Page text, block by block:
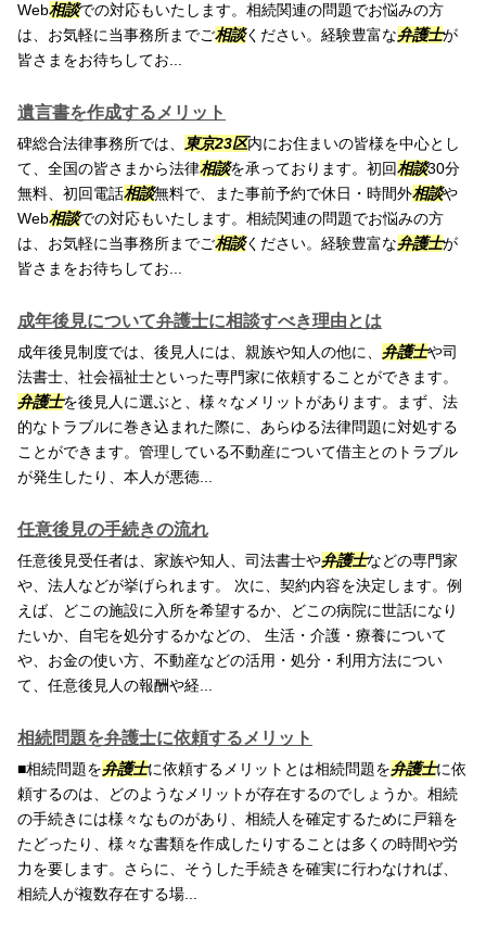
Web相談での対応もいたします。相続関連の問題でお悩みの方
は、お気軽に当事務所までご相談ください。経験豊富な弁護士が
皆さまをお待ちしてお...
遺言書を作成するメリット
碑総合法律事務所では、 東京23区内にお住まいの皆様を中心とし
て、全国の皆さまから法律相談を承っております。初回相談30分
無料、初回電話相談無料で、また事前予約で休日・時間外相談や
Web相談での対応もいたします。相続関連の問題でお悩みの方
は、お気軽に当事務所までご相談ください。経験豊富な弁護士が
皆さまをお待ちしてお...
成年後見について弁護士に相談すべき理由とは
成年後見制度では、後見人には、親族や知人の他に、 弁護士や司
法書士、社会福祉士といった専門家に依頼することができます。
弁護士を後見人に選ぶと、様々なメリットがあります。まず、法
的なトラブルに巻き込まれた際に、あらゆる法律問題に対処する
ことができます。管理している不動産について借主とのトラブル
が発生したり、本人が悪徳...
任意後見の手続きの流れ
任意後見受任者は、家族や知人、司法書士や弁護士などの専門家
や、法人などが挙げられます。 次に、契約内容を決定します。例
えば、どこの施設に入所を希望するか、どこの病院に世話になり
たいか、自宅を処分するかなどの、 生活・介護・療養について
や、お金の使い方、不動産などの活用・処分・利用方法につい
て、任意後見人の報酬や経...
相続問題を弁護士に依頼するメリット
■相続問題を弁護士に依頼するメリットとは相続問題を弁護士に依
頼するのは、どのようなメリットが存在するのでしょうか。相続
の手続きには様々なものがあり、相続人を確定するために戸籍を
たどったり、様々な書類を作成したりすることは多くの時間や労
力を要します。さらに、そうした手続きを確実に行わなければ、
相続人が複数存在する場...